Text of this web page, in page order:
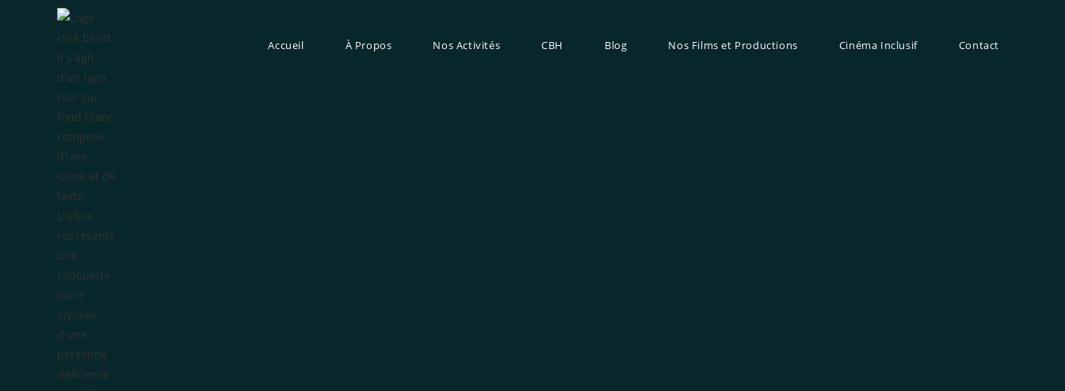
Accueil À Propos Nos Activités CBH Blog Nos Films et Productions Cinéma Inclusif Contact